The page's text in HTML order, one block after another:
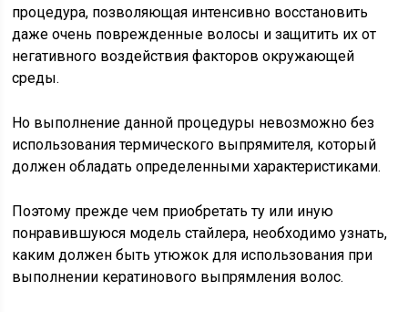
процедура, позволяющая интенсивно восстановить
даже очень поврежденные волосы и защитить их от
негативного воздействия факторов окружающей
среды.
Но выполнение данной процедуры невозможно без
использования термического выпрямителя, который
должен обладать определенными характеристиками.
Поэтому прежде чем приобретать ту или иную
понравившуюся модель стайлера, необходимо узнать,
каким должен быть утюжок для использования при
выполнении кератинового выпрямления волос.